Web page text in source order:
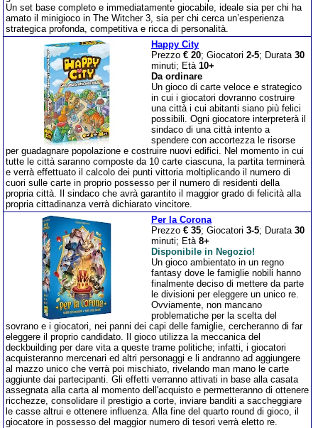
Un set base completo e immediatamente giocabile, ideale sia per chi ha
amato il minigioco in The Witcher 3, sia per chi cerca un’esperienza
strategica profonda, competitiva e ricca di personalità.
Happy City
Prezzo € 20; Giocatori 2-5; Durata 30
minuti; Età 10+
Da ordinare
Un gioco di carte veloce e strategico
in cui i giocatori dovranno costruire
una città i cui abitanti siano più felici
possibili. Ogni giocatore interpreterà il
sindaco di una città intento a
spendere con accortezza le risorse
per guadagnare popolazione e costruire nuovi edifici. Nel momento in cui
tutte le città saranno composte da 10 carte ciascuna, la partita terminerà
e verrà effettuato il calcolo dei punti vittoria moltiplicando il numero di
cuori sulle carte in proprio possesso per il numero di residenti della
propria città. Il sindaco che avrà garantito il maggior grado di felicità alla
propria cittadinanza verrà dichiarato vincitore.
Per la Corona
Prezzo € 35; Giocatori 3-5; Durata 30
minuti; Età 8+
Disponibile in Negozio!
Un gioco ambientato in un regno
fantasy dove le famiglie nobili hanno
finalmente deciso di mettere da parte
le divisioni per eleggere un unico re.
Ovviamente, non mancano
problematiche per la scelta del
sovrano e i giocatori, nei panni dei capi delle famiglie, cercheranno di far
eleggere il proprio candidato. Il gioco utilizza la meccanica del
deckbuilding per dare vita a queste trame politiche; infatti, i giocatori
acquisteranno mercenari ed altri personaggi e li andranno ad aggiungere
al mazzo unico che verrà poi mischiato, rivelando man mano le carte
aggiunte dai partecipanti. Gli effetti verranno attivati in base alla casata
assegnata alla carta al momento dell'acquisto e permetteranno di ottenere
ricchezze, consolidare il prestigio a corte, inviare banditi a saccheggiare
le casse altrui e ottenere influenza. Alla fine del quarto round di gioco, il
giocatore in possesso del maggior numero di tesori verrà eletto re.